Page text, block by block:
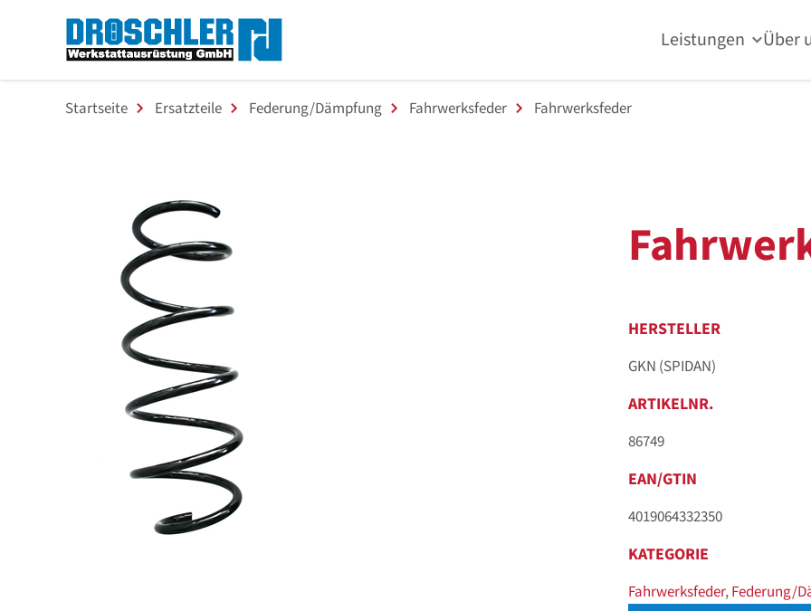
Leistungen Über
Startseite Ersatzteile Federung/Dämpfung Fahrwerksfeder Fahrwerksfeder
HERSTELLER
GKN (SPIDAN)
ARTIKELNR.
86749
EAN/GTIN
4019064332350
KATEGORIE
Fahrwerksfeder,Federung/